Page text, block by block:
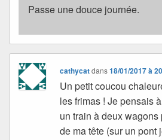
Passe une douce journée.
cathycatdans18/01/2017 à
Un petit coucou
les frimas ! Je pensais
un train à deux
de ma tête (sur un